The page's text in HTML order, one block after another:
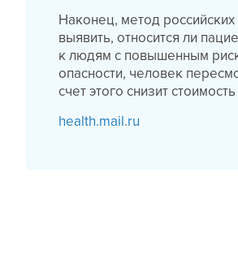
Наконец, метод
выявить, относится ли
к людям с повышенным
опасности, человек
счет этого снизит
health.mail.ru